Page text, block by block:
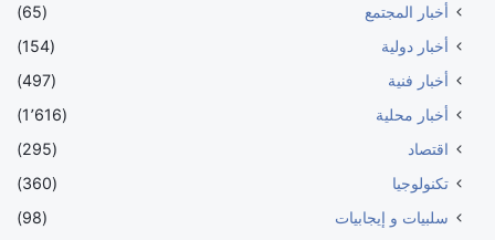
أخبار المجتمع
(65)
أخبار دولية
(154)
أخبار فنية
(497)
أخبار محلية
(1٬616)
اقتصاد
(295)
تكنولوجيا
(360)
سلبيات و إيجابيات
(98)